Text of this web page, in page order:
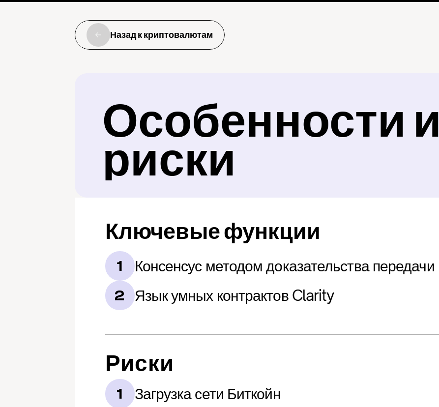
Назад к криптовалютам
Особенности и
риски
Ключевые функции
1 Консенсус методом доказательства передачи
2 Язык умных контрактов Clarity
Риски
1 Загрузка сети Биткойн